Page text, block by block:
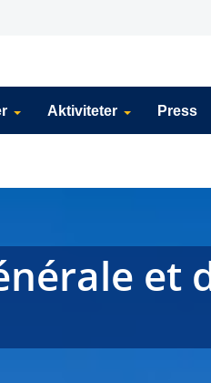
Aktiviteter Press
et